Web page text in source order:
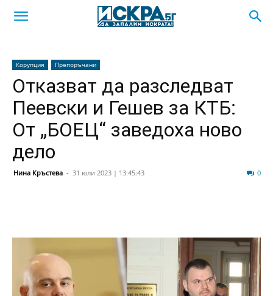
Корупция Препоръчани
Отказват да разследват
Пеевски и Гешев за КТБ:
От „БОЕЦ“ заведоха ново
дело
Нина Кръстева - 31 юли 2023 | 13:45:43 0